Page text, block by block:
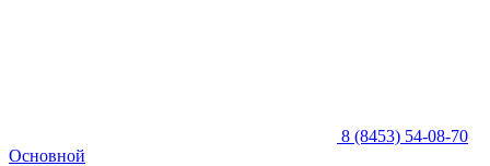
8 (8453) 54-08-70
Основной